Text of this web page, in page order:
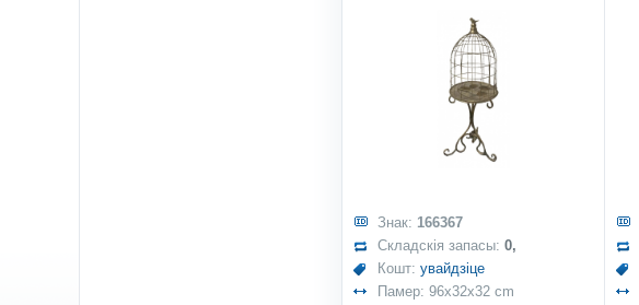
Знак: 166367
Складскія запасы: 0,
Кошт: увайдзіце
Памер: 96x32x32 cm